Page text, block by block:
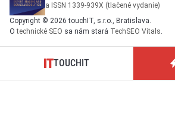
a ISSN 1339-939X (tlačené vydanie)
Copyright © 2026 touchIT, s.r.o., Bratislava.
Otechnické SEO sa nám stará TechSEO Vitals
TOUCHIT